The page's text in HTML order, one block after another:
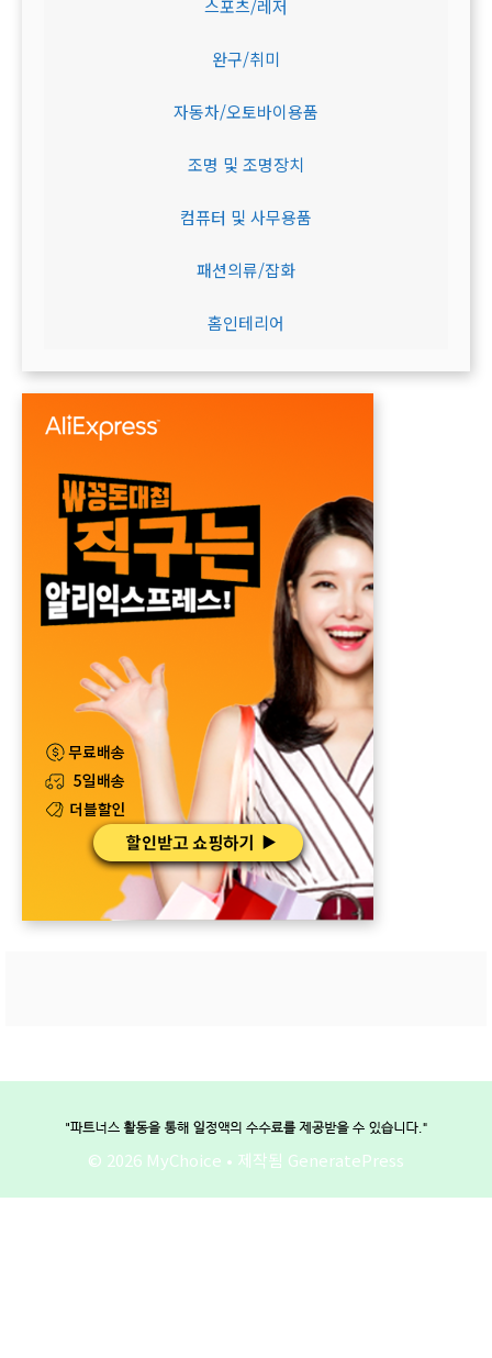
스포츠/레저
완구/취미
자동차/오토바이용품
조명 및 조명장치
컴퓨터 및 사무용품
패션의류/잡화
홈인테리어
© 2026 MyChoice • 제작됨 GeneratePress